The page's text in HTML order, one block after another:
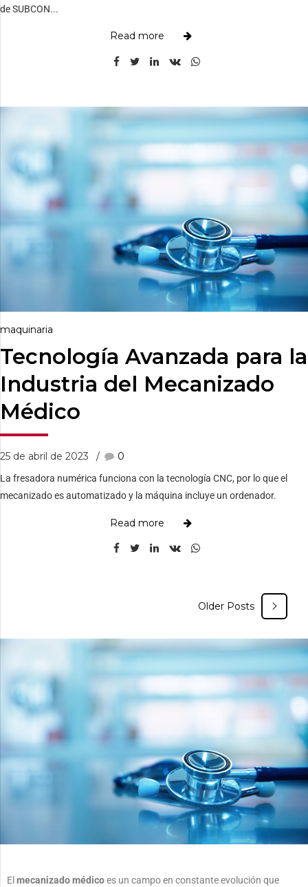
de SUBCON...
Read more
maquinaria
Tecnología Avanzada para la
Industria del Mecanizado
Médico
25 de abril de 2023 0
La fresadora numérica funciona con la tecnología CNC, por lo que el
mecanizado es automatizado y la máquina incluye un ordenador.
Read more
Older Posts
Elmecanizado médicoes un campo en constante evolución que